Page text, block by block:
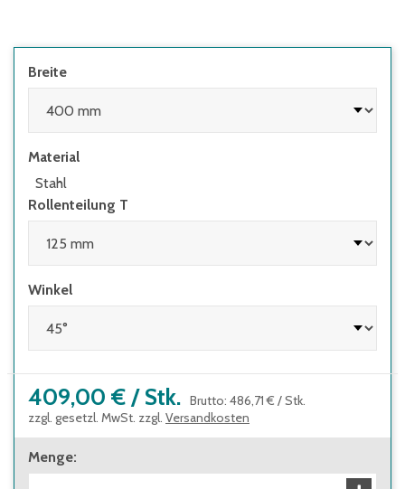
Breite
Material
Stahl
Rollenteilung T
Winkel
409,00 € / Stk. Brutto: 486,71 € /Stk.
zzgl. gesetzl. MwSt. zzgl. Versandkosten
Menge: